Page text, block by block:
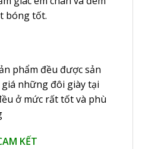
bóng tốt.
phẩm đều được sản
những đôi giày tại
ở mức rất tốt và phù
KẾT